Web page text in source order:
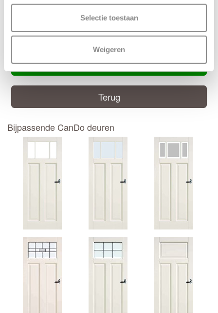
Selectie toestaan
Weigeren
Handige CanDo montage handleiding
CanDo montage handleiding
Deur samenstellen
Terug
Bijpassende CanDo deuren